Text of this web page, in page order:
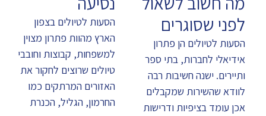
לפני שסוגרים
הסעות לטיולים הן פתרון
אידיאלי לחברות, בתי ספר
ותיירים. ישנה חשיבות רבה
לוודא שהשירות שמקבלים
אכן עומד בציפיות ודרישות
הסעות לטיולים בצפון
הארץ מהוות פתרון מצוין
למשפחות, קבוצות וחובבי
טיולים שרוצים לחקור את
האזורים המרתקים כמו
החרמון, הגליל, הכנרת